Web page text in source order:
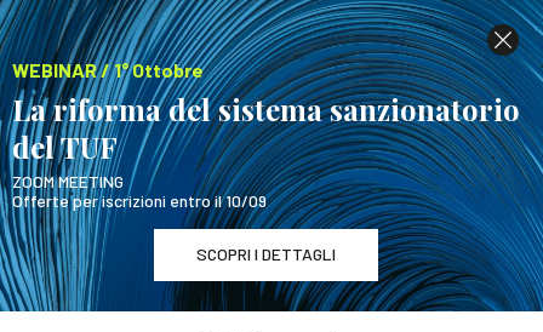
WEBINAR / 1° Ottobre
La riforma del sistema sanzionatorio
del TUF
ZOOM MEETING
Offerte per iscrizioni entro il 10/09
SCOPRI I DETTAGLI